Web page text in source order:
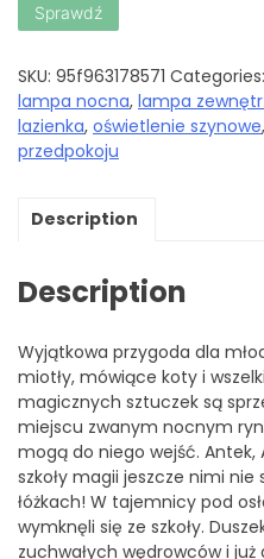
Sprawdź
SKU: 95f963178571 Categories:
lampa nocna, lampa
lazienka, oświetlenie szynowe,
przedpokoju
Description
Description
Wyjątkowa przygoda dla
miotły, mówiące koty i
magicznych sztuczek są
miejscu zwanym nocnym
mogą do niego wejść. Antek,
szkoły magii jeszcze nimi
łóżkach! W tajemnicy pod
wymknęli się ze szkoły.
zuchwałych wędrowców i